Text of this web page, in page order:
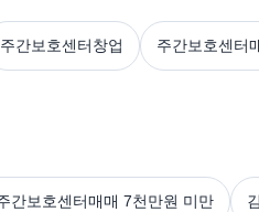
주간보호센터창업 주간보호센터
간보호센터매매 7천만원 미만